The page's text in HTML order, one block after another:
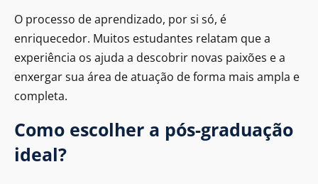
O processo de aprendizado, por si só, é
enriquecedor. Muitos estudantes relatam que a
experiência os ajuda a descobrir novas paixões e a
enxergar sua área de atuação de forma mais ampla e
completa.
Como escolher a pós-graduação
ideal?